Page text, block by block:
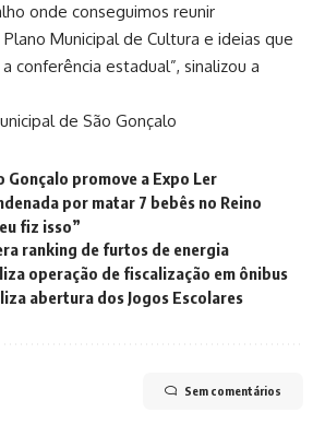
onde conseguimos reunir
Municipal de Cultura e ideias que
conferência estadual”, sinalizou a
de São Gonçalo
Gonçalo promove a Expo Ler
por matar 7 bebês no Reino
fiz isso”
ranking de furtos de energia
operação de fiscalização em ônibus
abertura dos Jogos Escolares
Sem comentários